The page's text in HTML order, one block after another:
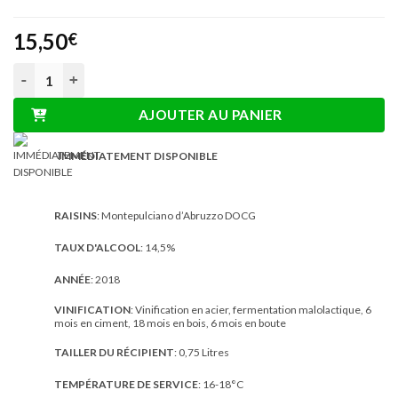
notations
client
15,50€
AJOUTER AU PANIER
IMMÉDIATEMENT DISPONIBLE
RAISINS: Montepulciano d’Abruzzo DOCG
TAUX D'ALCOOL: 14,5%
ANNÉE: 2018
VINIFICATION: Vinification en acier, fermentation malolactique, 6
mois en ciment, 18 mois en bois, 6 mois en boute
TAILLER DU RÉCIPIENT: 0,75 Litres
TEMPÉRATURE DE SERVICE: 16-18°C